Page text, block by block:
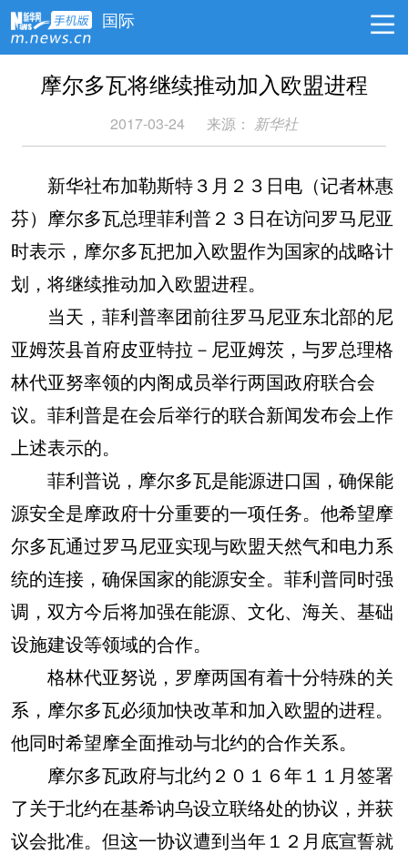
国际
摩尔多瓦将继续推动加入欧盟进程
2017-03-24 来源： 新华社
新华社布加勒斯特３月２３日电（记者林惠
芬）摩尔多瓦总理菲利普２３日在访问罗马尼亚
时表示，摩尔多瓦把加入欧盟作为国家的战略计
划，将继续推动加入欧盟进程。
当天，菲利普率团前往罗马尼亚东北部的尼
亚姆茨县首府皮亚特拉－尼亚姆茨，与罗总理格
林代亚努率领的内阁成员举行两国政府联合会
议。菲利普是在会后举行的联合新闻发布会上作
上述表示的。
菲利普说，摩尔多瓦是能源进口国，确保能
源安全是摩政府十分重要的一项任务。他希望摩
尔多瓦通过罗马尼亚实现与欧盟天然气和电力系
统的连接，确保国家的能源安全。菲利普同时强
调，双方今后将加强在能源、文化、海关、基础
设施建设等领域的合作。
格林代亚努说，罗摩两国有着十分特殊的关
系，摩尔多瓦必须加快改革和加入欧盟的进程。
他同时希望摩全面推动与北约的合作关系。
摩尔多瓦政府与北约２０１６年１１月签署
了关于北约在基希讷乌设立联络处的协议，并获
议会批准。但这一协议遭到当年１２月底宣誓就